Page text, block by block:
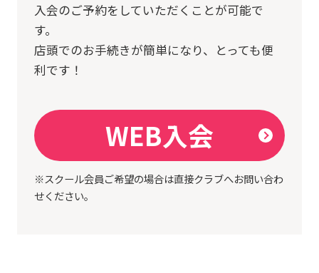
入会のご予約をしていただくことが可能で
す。
店頭でのお手続きが簡単になり、とっても便
利です！
WEB入会
※スクール会員ご希望の場合は直接クラブへお問い合わ
せください。